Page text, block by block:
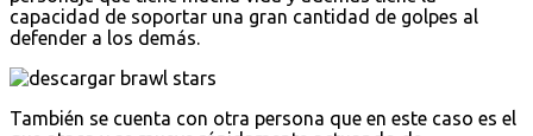
capacidad de soportar una gran cantidad de golpes al
defender a los demás.
También se cuenta con otra persona que en este caso es el